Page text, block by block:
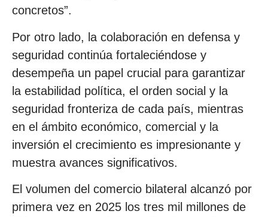
concretos”.
Por otro lado, la colaboración en defensa y
seguridad continúa fortaleciéndose y
desempeña un papel crucial para garantizar
la estabilidad política, el orden social y la
seguridad fronteriza de cada país, mientras
en el ámbito económico, comercial y la
inversión el crecimiento es impresionante y
muestra avances significativos.
El volumen del comercio bilateral alcanzó por
primera vez en 2025 los tres mil millones de